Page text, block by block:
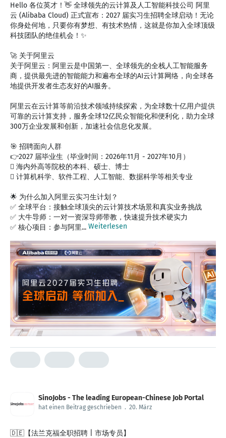
Hello 各位英才！👋 全球领先的云计算及人工智能科技公司 阿里
云 (Alibaba Cloud) 正式宣布：2027 届实习生招聘全球启动！无论
你身处何地，只要你有梦想、有技术热情，这就是你加入全球顶级
科技团队的绝佳机会！✨
🚀 关于阿里云
关于阿里云：阿里云是中国第一、全球领先的全栈人工智能服务
商，提供最先进的智能能力和遍布全球的AI云计算网络，向全球各
地提供开发者生态友好的AI服务。
阿里云在云计算等前沿技术领域持续探索，为全球数十亿用户提供
可靠的云计算支持，服务全球12亿民众智能化和便利化，助力全球
300万企业发展和创新，加速社会信息化发展。
🎯 招聘面向人群
👉2027 届毕业生（毕业时间：2026年11月 - 2027年10月）
 海内外高等院校的本科、硕士、博士
 计算机科学、软件工程、人工智能、数据科学等相关专业
🌟 为什么加入阿里云实习生计划？
✅ 全球平台：接触全球顶尖的云计算技术场景和真实业务挑战
✅ 大牛导师：一对一资深导师带教，快速提升技术硬实力
✅ 核心项目：参与阿里... Weiterlesen
SinoJobs - The leading European-Chinese Job Portal
hat einen Beitrag geschrieben . 20. März
🇩🇪【法兰克福全职招聘 | 市场专员】